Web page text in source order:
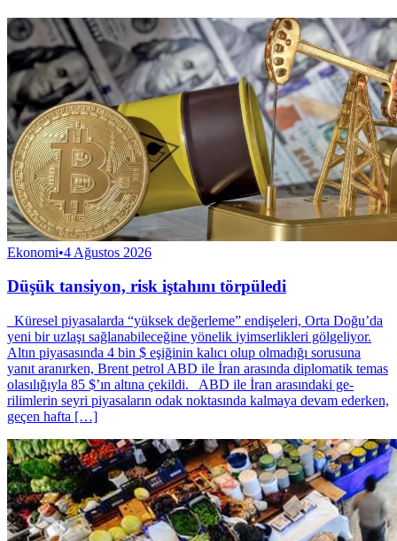
Ekonomi•4 Ağustos 2026
Düşük tansiyon, risk iştahını törpüledi
Küresel piyasalarda “yüksek değerleme” endişeleri, Orta Doğu’da
yeni bir uzlaşı sağlanabileceğine yönelik iyimserlikleri gölgeliyor.
Altın piyasasında 4 bin $ eşiğinin kalıcı olup olmadığı sorusuna
yanıt aranırken, Brent petrol ABD ile İran arasında diplomatik temas
olasılığıyla 85 $’ın altına çekildi. ABD ile İran arasındaki ge­
rilimlerin seyri piyasala­rın odak noktasında kal­maya devam ederken,
geçen haf­ta […]